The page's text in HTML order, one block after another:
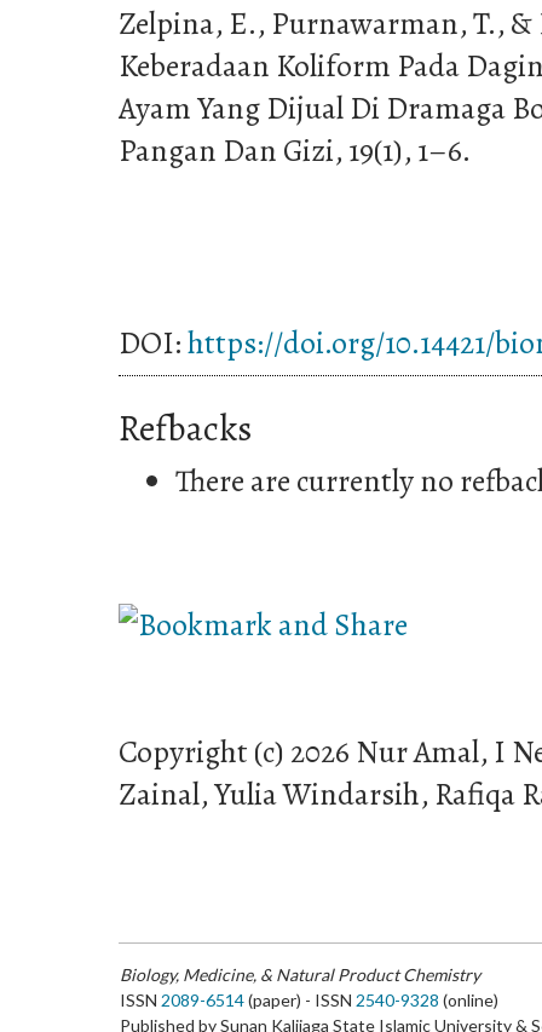
Zelpina, E., Purnawarman, T., &
Keberadaan Koliform Pada
Ayam Yang Dijual Di Dramaga
Pangan Dan Gizi, 19(1), 1–6.
DOI:https://doi.org/10.14421/
Refbacks
There are currently no
Copyright (c) 2026 Nur Amal, I
Zainal, Yulia Windarsih, Rafiqa
Biology, Medicine, & Natural Product Chemistry
ISSN 2089-6514(paper) - ISSN 2540-9328 (online)
Published by Sunan Kalijaga State Islamic University &